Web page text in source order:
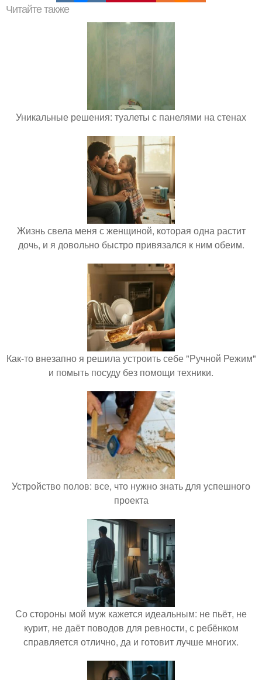
Читайте также
Уникальные решения: туалеты с панелями на стенах
Жизнь свела меня с женщиной, которая одна растит
дочь, и я довольно быстро привязался к ним обеим.
Как-то внезапно я решила устроить себе "Ручной Режим"
и помыть посуду без помощи техники.
Устройство полов: все, что нужно знать для успешного
проекта
Со стороны мой муж кажется идеальным: не пьёт, не
курит, не даёт поводов для ревности, с ребёнком
справляется отлично, да и готовит лучше многих.